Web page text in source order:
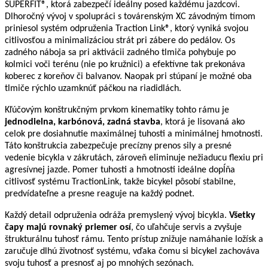
SUPERFIT®, ktorá zabezpečí ideálny posed každému jazdcovi.
Dlhoročný vývoj v spolupráci s továrenským XC závodným tímom
priniesol systém odpruženia Traction Link®, ktorý vyniká svojou
citlivosťou a minimalizáciou strát pri zábere do pedálov. Os
zadného náboja sa pri aktivácii zadného tlmiča pohybuje po
kolmici voči terénu (nie po kružnici) a efektívne tak prekonáva
koberec z koreňov či balvanov. Naopak pri stúpaní je možné oba
tlmiče rýchlo uzamknúť páčkou na riadidlách.
Kľúčovým konštrukčným prvkom kinematiky tohto rámu je
jednodielna, karbónová, zadná stavba, ktorá je lisovaná ako
celok pre dosiahnutie maximálnej tuhosti a minimálnej hmotnosti.
Táto konštrukcia zabezpečuje precízny prenos sily a presné
vedenie bicykla v zákrutách, zároveň eliminuje nežiaducu flexiu pri
agresívnej jazde. Pomer tuhosti a hmotnosti ideálne dopĺňa
citlivosť systému TractionLink, takže bicykel pôsobí stabilne,
predvídateľne a presne reaguje na každý podnet.
Každý detail odpruženia odráža premyslený vývoj bicykla. Všetky
čapy majú rovnaký priemer osí, čo uľahčuje servis a zvyšuje
štrukturálnu tuhosť rámu. Tento prístup znižuje namáhanie ložísk a
zaručuje dlhú životnosť systému, vďaka čomu si bicykel zachováva
svoju tuhosť a presnosť aj po mnohých sezónach.